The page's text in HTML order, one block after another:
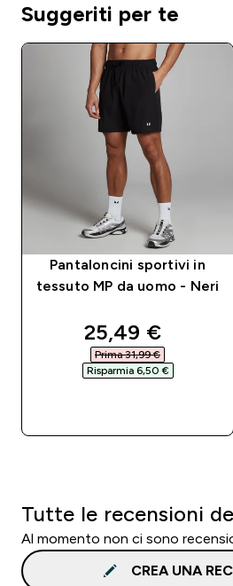
Suggeriti per te
Pantaloncini sportivi in
tessuto MP da uomo - Neri
discounted price
25,49 €‎
Prima 31,99 €‎
Risparmia 6,50 €‎
Tutte le recensioni
Al momento non ci sono
CREA UNA